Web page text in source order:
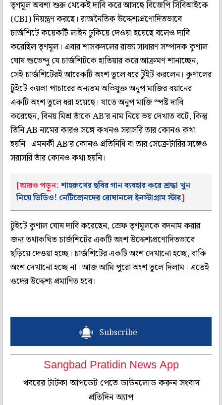
তৃণমূল অবশ্য শুরু থেকেই দাবি করে আসছে বিজেপি সিবিআইকে
(CBI) নিয়ন্ত্রণ করছে। রাজনৈতিক উদ্দেশ্যপ্রণোদিতভাবে
চার্জশিটে কয়েকটি লাইন ঢুকিয়ে দেওয়া হয়েছে বলেও দাবি
করেছিল তৃণমূল। এবার শাসকদলের রাজ্য সাধারণ সম্পাদক কুণাল
ঘোষ শুভেন্দু যে চার্জশিটকে হাতিয়ার করে আক্রমণ শানাচ্ছেন,
সেই চার্জশিটেরই আরেকটি অংশ তুলে ধরে টুইট করলেন। কুণালের
টুইটে কয়লা পাচারের অন্যতম অভিযুক্ত অনুপ মাজির বয়ানের
একটি অংশ তুলে ধরা হয়েছে। যাতে অনুপ মাজি স্পষ্ট দাবি
করেছেন, বিনয় মিশ্র তাঁকে AB’র নাম নিয়ে ভয় দেখাত বটে, কিন্তু
তিনি AB নামের কারও সঙ্গে কখনও সরাসরি তার কোনও কথা
হয়নি। এমনকী AB’র কোনও প্রতিনিধি বা তার সেক্রেটারির সঙ্গেও
সরাসরি তাঁর কোনও কথা হয়নি।
[আরও পড়ুন: শাহরুখের ছবির গান ব্যবহার করে শ্রদ্ধা খুন
নিয়ে ভিডিও! নেটিজেনদের রোষানলে ইনস্টাগ্রাম স্টার]
টুইটে কুণাল ঘোষ দাবি করেছেন, স্রেফ তৃণমূলকে বদনাম করার
জন্য তথাকথিত চার্জশিটের একটি অংশ উদ্দেশ্যপ্রণোদিতভাবে
ছড়িয়ে দেওয়া হচ্ছে। চার্জশিটের একটি অংশ দেখানো হচ্ছে, বাকি
অংশ দেখানো হচ্ছে না। আজ আমি পুরো অংশ তুলে দিলাম। এতেই
ওদের উদ্দেশ্য প্রমাণিত হবে।
Subscribe
Sangbad Pratidin News App
খবরের টাটকা আপডেট পেতে ডাউনলোড করুন সংবাদ
প্রতিদিন অ্যাপ